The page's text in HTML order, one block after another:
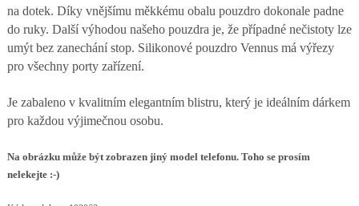
na dotek. Díky vnějšímu měkkému obalu pouzdro dokonale padne
do ruky. Další výhodou našeho pouzdra je, že případné nečistoty lze
umýt bez zanechání stop. Silikonové pouzdro Vennus má výřezy
pro všechny porty zařízení.
Je zabaleno v kvalitním elegantním blistru, který je ideálním dárkem
pro každou výjimečnou osobu.
Na obrázku může být zobrazen jiný model telefonu. Toho se prosím
nelekejte :-)